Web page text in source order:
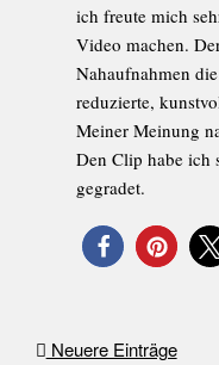
ich freute mich
Video machen.
Nahaufnahmen
reduzierte,
Meiner Meinung
Den Clip habe ich
gegradet.
Neuere Einträge